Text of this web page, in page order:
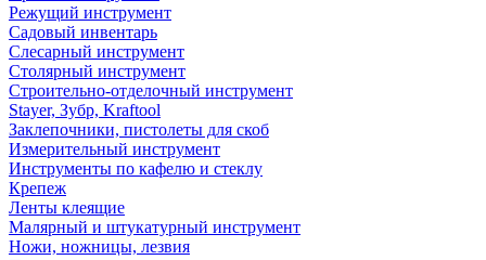
Режущий инструмент
Садовый инвентарь
Слесарный инструмент
Столярный инструмент
Строительно-отделочный инструмент
Stayer, Зубр, Kraftool
Заклепочники, пистолеты для скоб
Измерительный инструмент
Инструменты по кафелю и стеклу
Крепеж
Ленты клеящие
Малярный и штукатурный инструмент
Ножи, ножницы, лезвия